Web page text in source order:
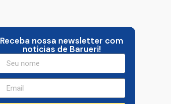
Receba nossa newsletter com
noticias de Barueri!